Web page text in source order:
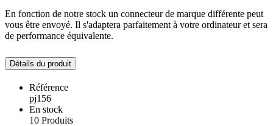
En fonction de notre stock un connecteur de marque différente peut
vous être envoyé. Il s'adaptera parfaitement à votre ordinateur et sera
de performance équivalente.
Détails du produit
Référence
pj156
En stock
10 Produits